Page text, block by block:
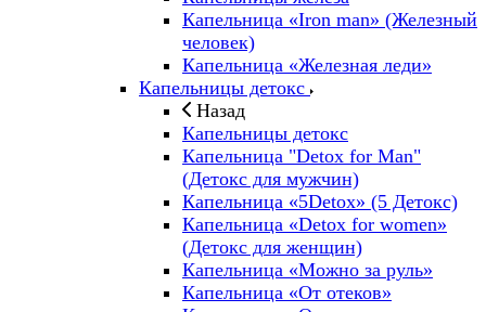
Капельница «Iron man» (Железный
человек)
Капельница «Железная леди»
Капельницы детокс
Назад
Капельницы детокс
Капельница "Detox for Man"
(Детокс для мужчин)
Капельница «5Detox» (5 Детокс)
Капельница «Detox for women»
(Детокс для женщин)
Капельница «Можно за руль»
Капельница «От отеков»